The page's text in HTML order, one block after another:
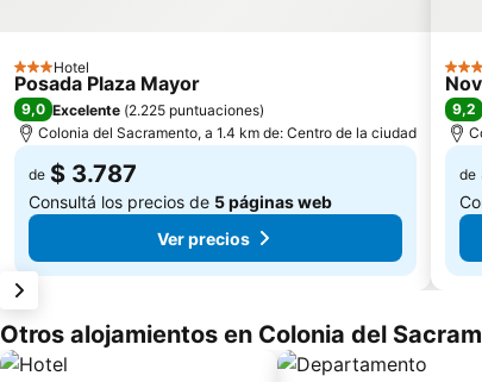
3 Estrellas
Hotel
Posada Plaza Mayor
9,0 Excelente (2.225 puntuaciones)
Colonia del Sacramento, a 1.4 km de: Centro de la ciudad
de $ 3.787
Consultá los precios de 5 páginas web
Ver precios
3
9,2
de
Otros alojamientos en Colonia del